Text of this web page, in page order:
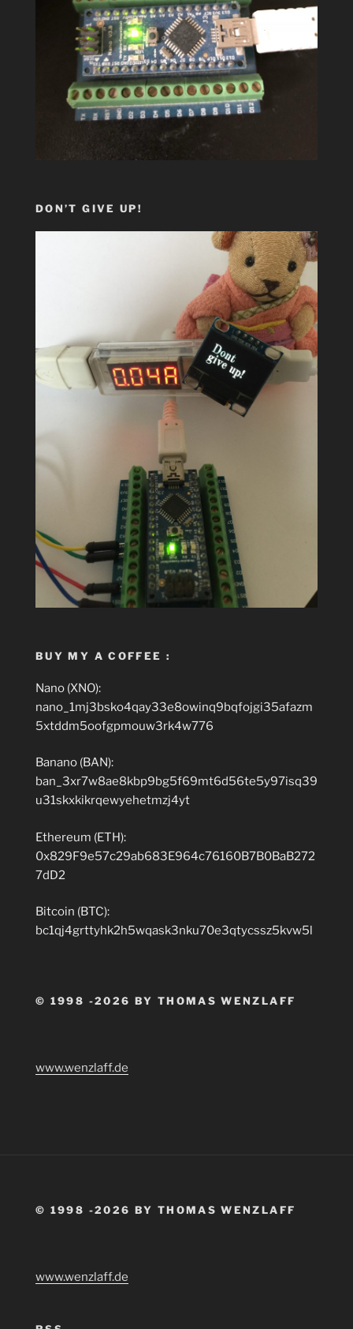
DON’T GIVE UP!
BUY MY A COFFEE :
Nano (XNO):
nano_1mj3bsko4qay33e8owinq9bqfojgi35afazm
5xtddm5oofgpmouw3rk4w776
Banano (BAN):
ban_3xr7w8ae8kbp9bg5f69mt6d56te5y97isq39
u31skxkikrqewyehetmzj4yt
Ethereum (ETH):
0x829F9e57c29ab683E964c76160B7B0BaB272
7dD2
Bitcoin (BTC):
bc1qj4grttyhk2h5wqask3nku70e3qtycssz5kvw5l
© 1998 -2026 BY THOMAS WENZLAFF
www.wenzlaff.de
© 1998 -2026 BY THOMAS WENZLAFF
www.wenzlaff.de